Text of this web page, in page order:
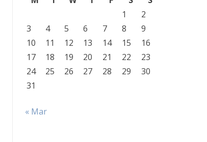
1
2
3
4 5 6 7 8
9
10
11 12 13 14 15
16
17
18 19 20 21 22
23
24
25 26 27 28 29
30
31
« Mar